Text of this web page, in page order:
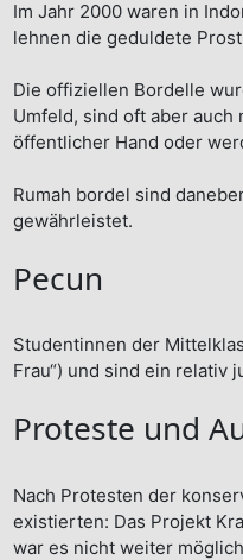
Im Jahr 2000 waren in
lehnen die geduldete
Die offiziellen Bordelle
Umfeld, sind oft aber
öffentlicher Hand oder
Rumah bordel sind
gewährleistet.
Pecun
Studentinnen der
Frau“) und sind ein relativ
Proteste und
Nach Protesten der
existierten: Das Projekt
war es nicht weiter